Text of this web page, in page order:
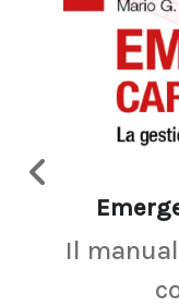
Il